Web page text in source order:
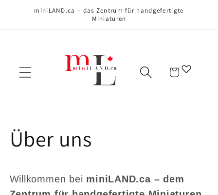
Direkt zumminiLAND.ca – das Zentrum für handgefertigte
Miniaturen
Warenkorb
Über uns
Willkommen bei miniLAND.ca – dem